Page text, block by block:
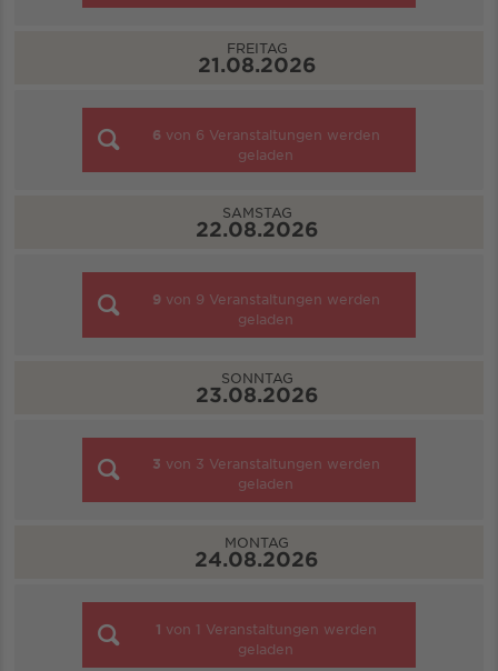
FREITAG
21.08.2026
6 von 6 Veranstaltungen werden
geladen
SAMSTAG
22.08.2026
9 von 9 Veranstaltungen werden
geladen
SONNTAG
23.08.2026
3 von 3 Veranstaltungen werden
geladen
MONTAG
24.08.2026
1 von 1 Veranstaltungen werden
geladen